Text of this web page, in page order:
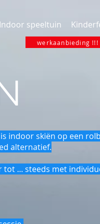
werkaanbieding !!!
Indoor speeltuin
indoor skiën op een
alternatief.
tot ... steeds met